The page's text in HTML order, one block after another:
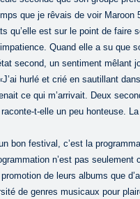
que je rêvais de voir
qu’elle est sur le point de faire
Quand elle a su que
second, un sentiment mêlant
hurlé et crié en sautillant
ce qui m’arrivait. Deux
t-elle un peu honteuse.
bon festival, c’est la
n’est pas
de leurs albums que
de genres musicaux pour